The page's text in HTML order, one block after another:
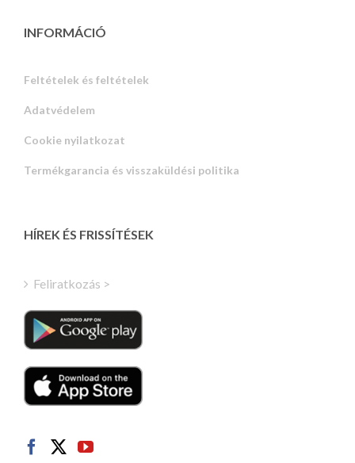
INFORMÁCIÓ
Feltételek és feltételek
Adatvédelem
Cookie nyilatkozat
Termékgarancia és visszaküldési politika
HÍREK ÉS FRISSÍTÉSEK
Feliratkozás >